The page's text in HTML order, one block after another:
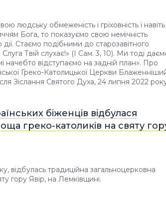
людську обмеженість і гріховність і навіть
Бога, то показуємо свою немічність
Стаємо подібними до старозавітного
Твій слухає!» (І Сам. 3, 10). Ми тоді
начебто відступаємо на задній план». Про
Греко-Католицької Церкви
Зіслання Святого Духа, 24 липня 2022
біженців відбулася
греко-католиків на святу
відбулась традиційна загальноцерковна
гору Явір, на Лемківщині.